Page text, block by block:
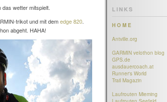
wetter mitspielt.
trikot und mit demedge 820.
abgeht. HAHA!
LINKS
H O M E
Antville.org
GARMIN velothon blog
GPS.de
ausdauercoach.at
Runner's World
Trail Magazin
Laufrouten Mieming